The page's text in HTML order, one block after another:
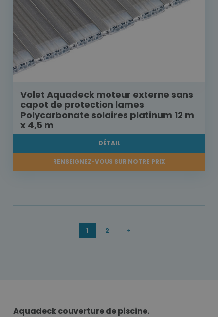
Volet Aquadeck moteur externe sans
capot de protection lames
Polycarbonate solaires platinum 12 m
x 4,5 m
DÉTAIL
RENSEIGNEZ-VOUS SUR NOTRE PRIX
1 2
Aquadeck couverture de piscine.